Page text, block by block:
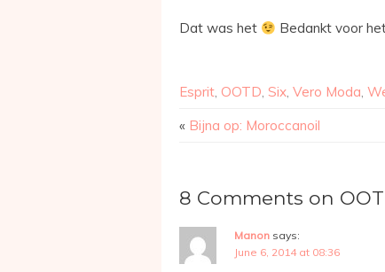
Dat was het Bedankt voor
Esprit, OOTD, Six, Vero Moda,
« Bijna op: Moroccanoil
8 Comments on
Manon says:
June 6, 2014 at 08:36